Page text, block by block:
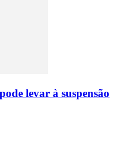
levar à suspensão